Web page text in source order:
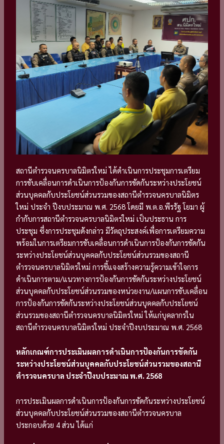
สถานีตำรวจนครบาลนิมิตรใหม่ ได้ดำเนินการประชุมการเตรียม
การขับเคลื่อนการดำเนินการป้องกันการขัดกันระหว่างประโยชน์
ส่วนบุคคลกับประโยชน์ส่วนรวมของสถานีตำรวจนครบาลนิมิตร
ใหม่ ประจำ ปีงบประมาณ พ.ศ. 2568 โดยมี พ.ต.อ.พีรรัฐ โยมา ผู้
กำกับการสถานีตำรวจนครบาลนิมิตรใหม่ เป็นประธาน การ
ประชุม ซึ่งการประชุมดังกล่าว มีวัตถุประสงค์เพื่อการเตรียมความ
พร้อมในการเตรียมการขับเคลื่อนการดำเนินการป้องกันการขัดกัน
ระหว่างประโยชน์ส่วนบุคคลกับประโยชน์ส่วนรวมของสถานี
ตำรวจนครบาลนิมิตรใหม่ การชี้แจงสร้างความรู้ความเข้าใจการ
ดำเนินการตาม/แนวทางการป้องกันการขัดกันระหว่างประโยชน์
ส่วนบุคคลกับประโยชน์ส่วนรวมของหน่วยงาน/แผนการขับเคลื่อน
การป้องกันการขัดกันระหว่างประโยชน์ส่วนบุคคลกับประโยชน์
ส่วนรวมของสถานีตำรวจนครบาลนิมิตรใหม่ ให้แก่บุคลากรใน
สถานีตำรวจนครบาลนิมิตรใหม่ ประจำปีงบประมาณ พ.ศ. 2568
หลักเกณฑ์การประเมินผลการดำเนินการป้องกันการขัดกัน
ระหว่างประโยชน์ส่วนบุคคลกับประโยชน์ส่วนรวมของสถานี
ตำรวจนครบาล ประจำปีงบประมาณ พ.ศ. 2568
การประเมินผลการดำเนินการป้องกันการขัดกันระหว่างประโยชน์
ส่วนบุคคลกับประโยชน์ส่วนรวมของสถานีตำรวจนครบาล
ประกอบด้วย 4 ส่วน ได้แก่